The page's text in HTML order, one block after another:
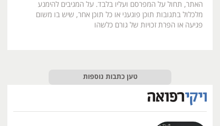
האתר, תחול על המפרסם ועליו בלבד. על המגיבים להימנע
מלכלול בתגובות תוכן פוגעני או כל תוכן אחר, שיש בו משום
פגיעה או הפרת זכויות של גורם כלשהו
טען כתבות נוספות